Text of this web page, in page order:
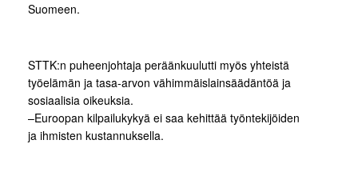
Suomeen.
STTK:n puheenjohtaja peräänkuulutti myös yhteistä
työelämän ja tasa-arvon vähimmäislainsäädäntöä ja
sosiaalisia oikeuksia.
–Euroopan kilpailukykyä ei saa kehittää työntekijöiden
ja ihmisten kustannuksella.